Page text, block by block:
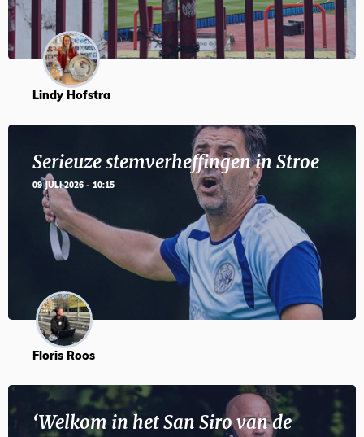
Lindy Hofstra
Serieuze stemverheffingen in Stroe
09 JULI 2026 - 10:15
Floris Roos
‘Welkom in het San Siro van de